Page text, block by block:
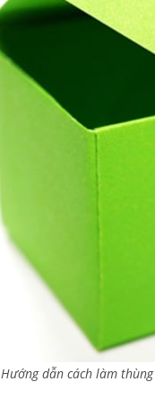
Hướng dẫn cách làm